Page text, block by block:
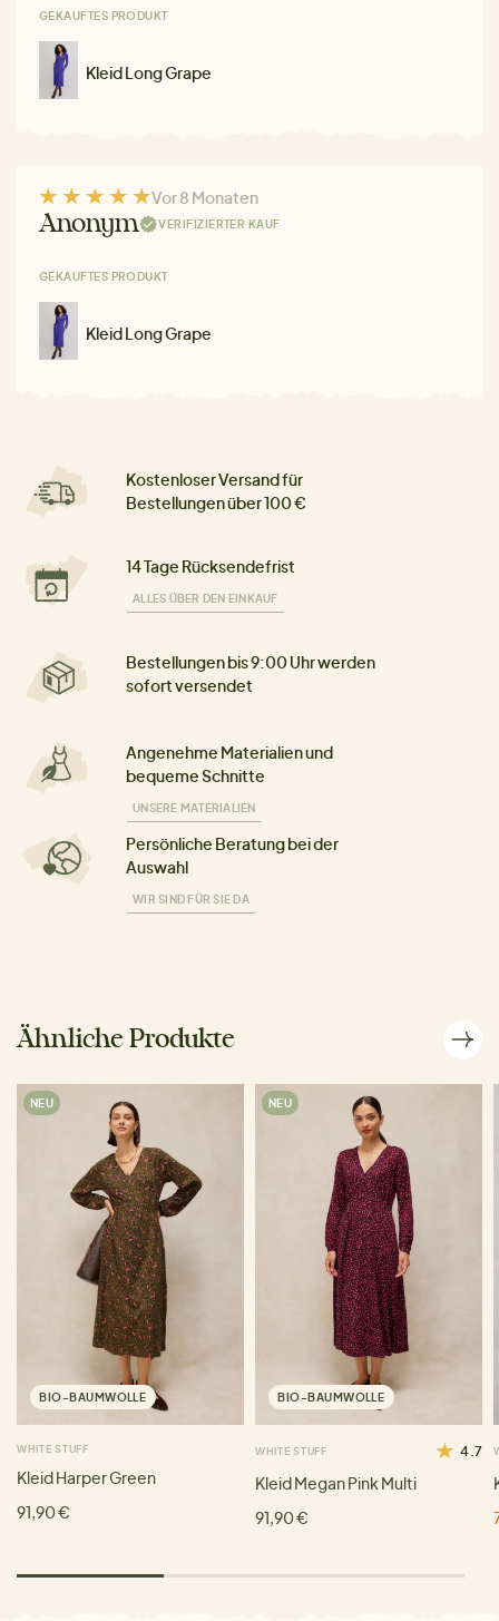
GEKAUFTES PRODUKT
Kleid Long Grape
Vor 8 Monaten
Anonym VERIFIZIERTER KAUF
GEKAUFTES PRODUKT
Kleid Long Grape
Kostenloser Versand für
Bestellungen über 100 €
14 Tage Rücksendefrist
ALLES ÜBER DEN EINKAUF
Bestellungen bis 9:00 Uhr werden
sofort versendet
Angenehme Materialien und
bequeme Schnitte
UNSERE MATERIALIEN
Persönliche Beratung bei der
Auswahl
WIR SIND FÜR SIE DA
Ähnliche Produkte
NEU
BIO-BAUMWOLLE
WHITE STUFF
Kleid Harper Green
91,90 €
NEU
BIO-BAUMWOLLE
WHITE STUFF 4.7
Kleid Megan Pink Multi
91,90 €